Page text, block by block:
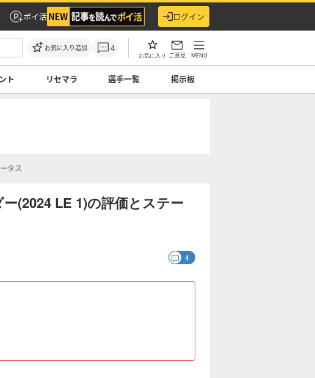
ポイ活 ログイン
お気に入り追加 4
お気に入り ご意見 MENU
ト リセマラ 選手一覧 掲示板
タス
(2024 LE 1)の評価とステー
4